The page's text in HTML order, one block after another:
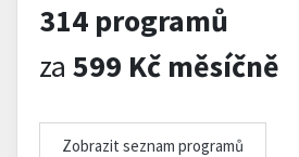
314 programů
za 599 Kč měsíčně
Zobrazit seznam programů